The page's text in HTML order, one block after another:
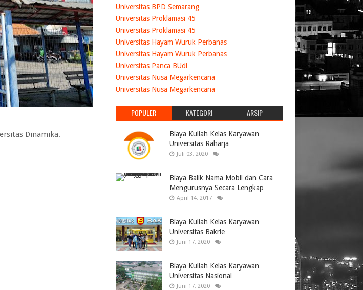
Dinamika.
Universitas BPD Semarang
Universitas Proklamasi 45
Universitas Proklamasi 45
Universitas Hayam Wuruk Perbanas
Universitas Hayam Wuruk Perbanas
Universitas Panca BUdi
Universitas Nusa Megarkencana
Universitas Nusa Megarkencana
POPULER KATEGORI ARSIP
Biaya Kuliah Kelas Karyawan
Universitas Raharja
Juli 03, 2020
Biaya Balik Nama Mobil dan Cara
Mengurusnya Secara Lengkap
April 14, 2017
Biaya Kuliah Kelas Karyawan
Universitas Bakrie
Juni 17, 2020
Biaya Kuliah Kelas Karyawan
Universitas Nasional
Juni 17, 2020